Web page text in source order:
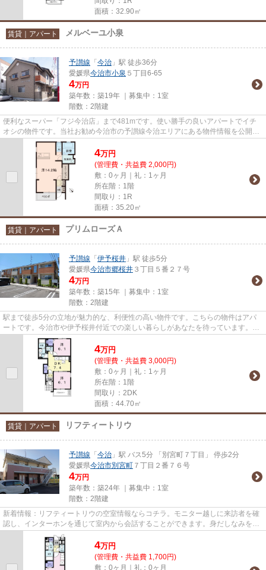
面積：32.90㎡
賃貸｜アパート メルベーユ小泉
予讃線 「 今治 」駅 徒歩36分
愛媛県今治市小泉 ５丁目6-65
4万円
築年数：築19年 ｜募集中： 1室
階数：2階建
便利なスーパー「フジ今治店」まで481mです。使い勝手の良いアパートでイチ
オシの物件です。当社お勧め今治市の予讃線今治エリアにある物件情報を公開中
です。気になる方は0898-33-001...
4万円
(管理費・共益費 2,000円)
敷：0ヶ月｜礼：1ヶ月
所在階：1階
間取り：1R
面積：35.20㎡
賃貸｜アパート プリムローズＡ
予讃線 「 伊予桜井 」駅 徒歩5分
愛媛県今治市郷桜井 ３丁目５番２７号
4万円
築年数：築15年 ｜募集中： 1室
階数：2階建
駅まで徒歩5分の立地が魅力的な、利便性の高い物件です。こちらの物件はアパ
ートです。今治市や伊予桜井付近での楽しい暮らしがあなたを待っています。素
敵なお部屋を私達と一緒に見つ...
4万円
(管理費・共益費 3,000円)
敷：0ヶ月｜礼：1ヶ月
所在階：1階
間取り：2DK
面積：44.70㎡
賃貸｜アパート リフティートリウ
予讃線 「 今治 」駅 バス5分 「別宮町７丁目」 停歩2分
愛媛県今治市別宮町 ７丁目２番７６号
4万円
築年数：築24年 ｜募集中： 1室
階数：2階建
新着情報：リフティートリウの空室情報ならコチラ。モニター越しに来訪者を確
認し、インターホンを通じて室内から会話することができます。身だしなみを整
えるときにもお使いいただけ...
4万円
(管理費・共益費 1,700円)
敷：0ヶ月｜礼：0ヶ月